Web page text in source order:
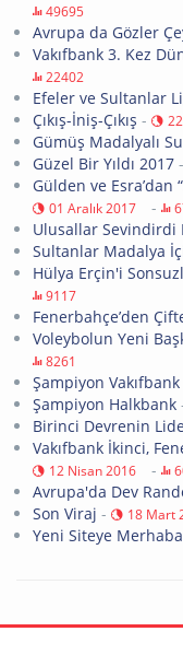
49695
Avrupa da Gözler
Vakıfbank 3. Kez
22402
Efeler ve Sultanlar
Çıkış-İniş-Çıkış -
Gümüş Madalyalı
Güzel Bir Yıldı 2017 -
Gülden ve Esra’dan
01 Aralık 2017 -
Ulusallar Sevindirdi
Sultanlar Madalya
Hülya Erçin'i
9117
Fenerbahçe’den
Voleybolun Yeni
8261
Şampiyon Vakıfbank
Şampiyon Halkbank
Birinci Devrenin
Vakıfbank İkinci,
12 Nisan 2016 -
Avrupa'da Dev
Son Viraj - 18 Mart
Yeni Siteye Merhaba